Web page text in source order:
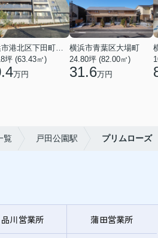
坪 (63.43㎡)
万円
横浜市青葉区大場町
24.80坪 (82.00㎡)
31.6万円
覧 戸田公園駅 プリムローズ
品川営業所 蒲田営業所